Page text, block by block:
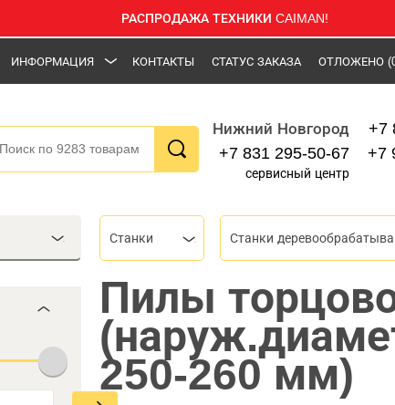
РАСПРОДАЖА ТЕХНИКИ CAIMAN!
ИНФОРМАЦИЯ КОНТАКТЫ СТАТУС ЗАКАЗА ОТЛОЖЕНО
Нижний Новгород
+7 831 295-50-67
сервисный центр
+7
+7
Станки
Пилы
250-260 мм)